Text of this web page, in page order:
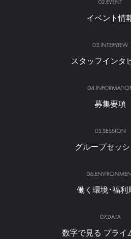
イベント情
スタッフインタ
募集要項
グループセッ
働く環境・福利
数字で見る プライ